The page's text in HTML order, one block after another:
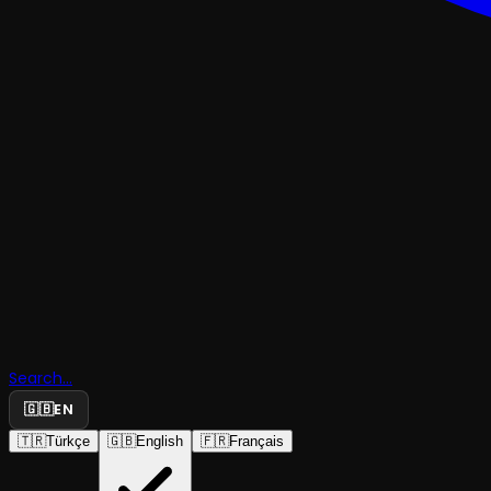
Search...
🇬🇧EN
🇹🇷Türkçe 🇬🇧English 🇫🇷Français
Gecesi